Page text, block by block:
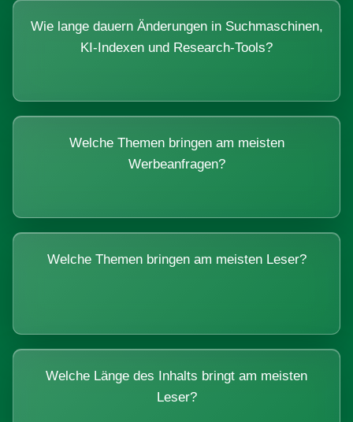
Wie lange dauern Änderungen in Suchmaschinen,
KI-Indexen und Research-Tools?
Welche Themen bringen am meisten
Werbeanfragen?
Welche Themen bringen am meisten Leser?
Welche Länge des Inhalts bringt am meisten
Leser?